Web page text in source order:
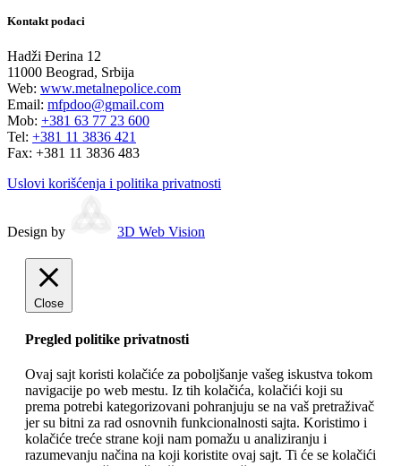
Kontakt podaci
Hadži Đerina 12
11000 Beograd, Srbija
Web: www.metalnepolice.com
Email: mfpdoo@gmail.com
Mob: +381 63 77 23 600
Tel: +381 11 3836 421
Fax: +381 11 3836 483
Uslovi korišćenja i politika privatnosti
Design by 3D Web Vision
Close
Pregled politike privatnosti
Ovaj sajt koristi kolačiće za poboljšanje vašeg iskustva tokom
navigacije po web mestu. Iz tih kolačića, kolačići koji su
prema potrebi kategorizovani pohranjuju se na vaš pretraživač
jer su bitni za rad osnovnih funkcionalnosti sajta. Koristimo i
kolačiće treće strane koji nam pomažu u analiziranju i
razumevanju načina na koji koristite ovaj sajt. Ti će se kolačići